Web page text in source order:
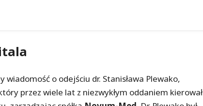
o odejściu dr. Stanisława Plewako,
przez wiele lat z niezwykłym oddaniem kierował